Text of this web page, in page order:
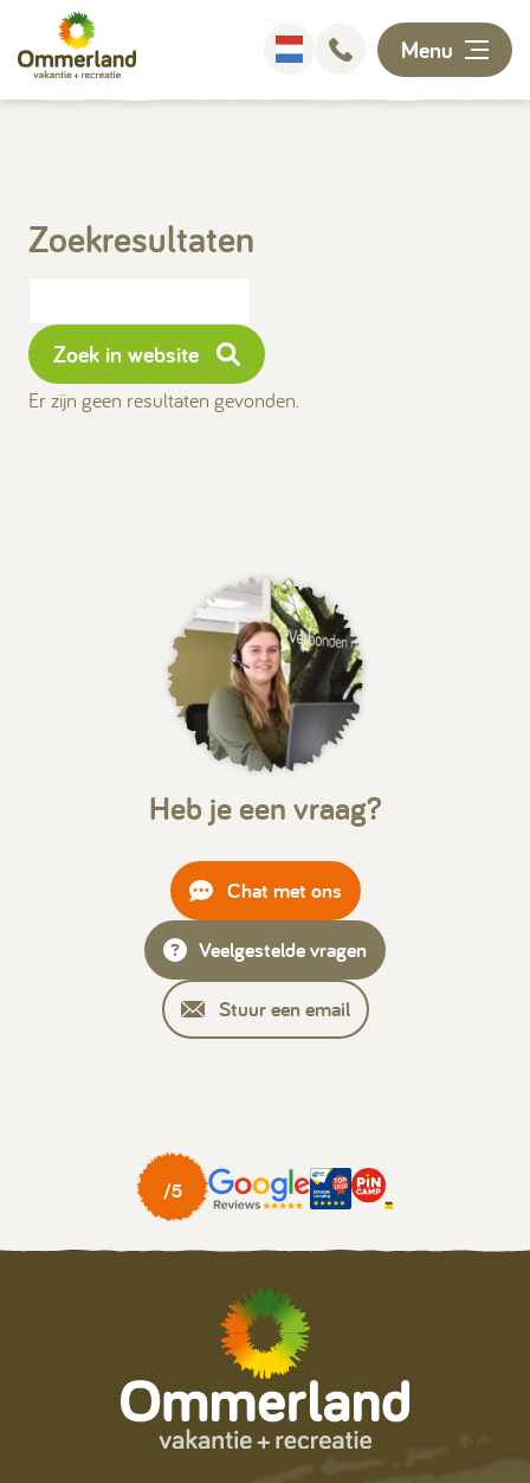
Menu
Faciliteiten
Omgeving
+31 (0) 529 451 362
Gastinformatie
Contact
Werken bij
Mijn Ommerland
Zoekresultaten
Zoek in website
Er zijn geen resultaten gevonden.
Heb je een vraag?
Chat met ons
Veelgestelde vragen
Stuur een email